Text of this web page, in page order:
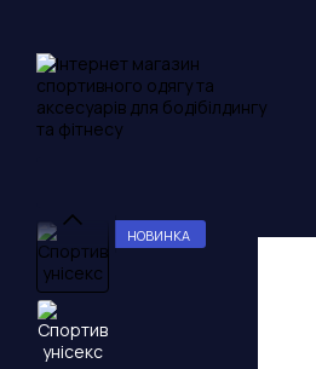
НОВИНКА